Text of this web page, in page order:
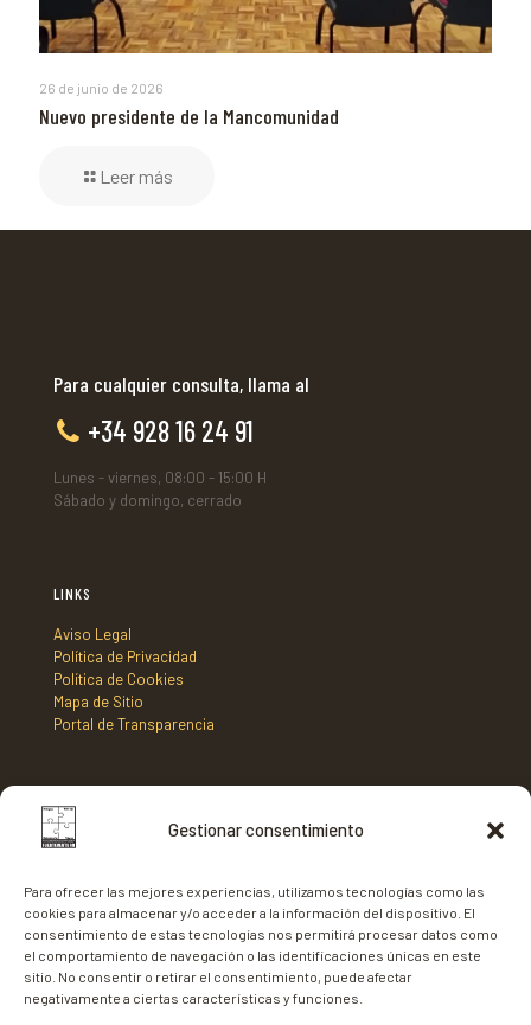
Gestionar consentimiento
Para ofrecer las mejores experiencias, utilizamos tecnologías como las
cookies para almacenar y/o acceder a la información del dispositivo. El
consentimiento de estas tecnologías nos permitirá procesar datos como
el comportamiento de navegación o las identificaciones únicas en este
sitio. No consentir o retirar el consentimiento, puede afectar
negativamente a ciertas características y funciones.
26 de junio de 2026
Nuevo presidente de la Mancomunidad
Leer más
Para cualquier consulta, llama al
+34 928 16 24 91
Lunes - viernes, 08:00 - 15:00 H
Sábado y domingo, cerrado
LINKS
Aviso Legal
Política de Privacidad
Política de Cookies
Mapa de Sitio
Portal de Transparencia
DIRECCIÓN
35620 - Gran Tarajal,
Fuerteventura